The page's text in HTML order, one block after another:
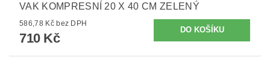
VAK KOMPRESNÍ 20 X 40 CM ZELENÝ
586,78 Kč bez DPH
710 Kč